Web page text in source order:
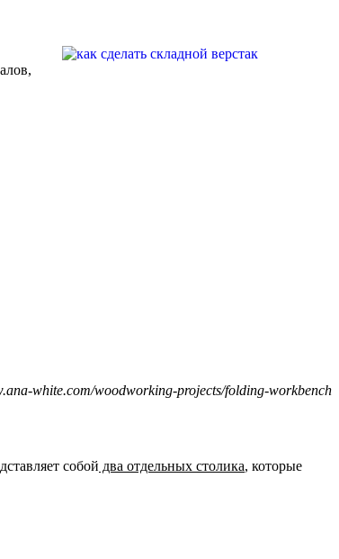
white.com/woodworking-projects/folding-workbench
собой два отдельных столика, которые